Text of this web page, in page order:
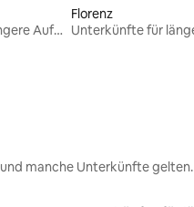
Unterkünfte für längere Aufenthalte
Florenz
manche Unterkünfte gelten.